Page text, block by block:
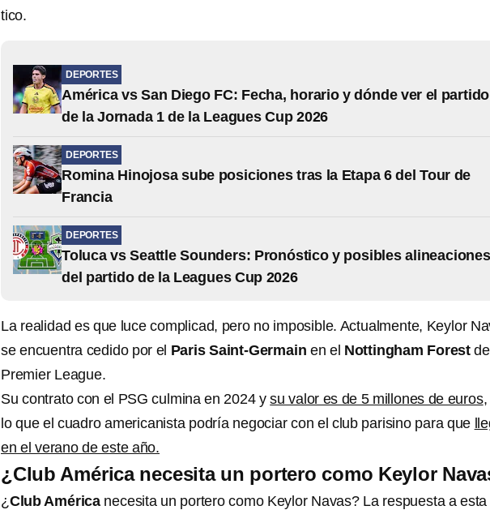
tico.
DEPORTES
América vs San Diego FC: Fecha, horario y dónde ver el partido
de la Jornada 1 de la Leagues Cup 2026
DEPORTES
Romina Hinojosa sube posiciones tras la Etapa 6 del Tour de
Francia
DEPORTES
Toluca vs Seattle Sounders: Pronóstico y posibles alineaciones
del partido de la Leagues Cup 2026
La realidad es que luce complicad, pero no imposible. Actualmente, Keylor
se encuentra cedido por el Paris Saint-Germain en el Nottingham Forest
Premier League.
Su contrato con el PSG culmina en 2024 ysu valor es de 5 millones de euros,
lo que el cuadro americanista podría negociar con el club parisino para que
en el verano de este año.
¿Club América necesita un portero como Keylor
¿Club América necesita un portero como Keylor Navas? La respuesta a esta